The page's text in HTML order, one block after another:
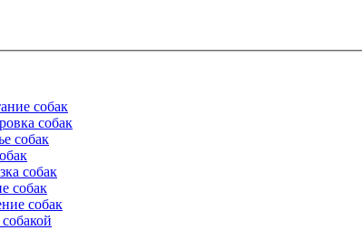
собак
собак
собак
собак
собак
собак